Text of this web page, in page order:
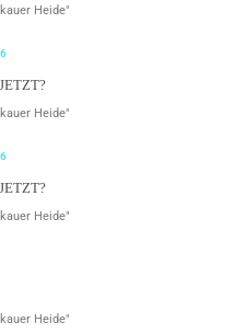
Heide"
Heide"
Heide"
Heide"